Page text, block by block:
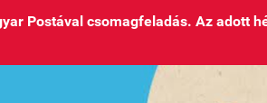
Postával csomagfeladás. Az adott